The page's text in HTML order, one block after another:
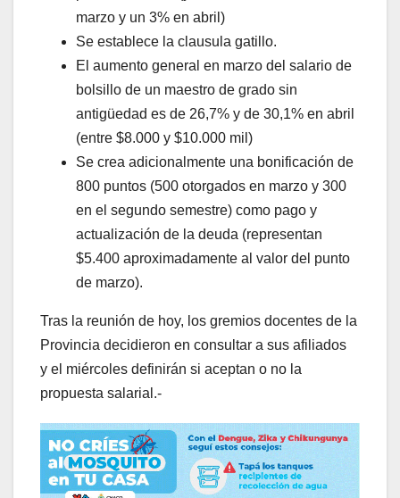
marzo y un 3% en abril)
Se establece la clausula gatillo.
El aumento general en marzo del salario de
bolsillo de un maestro de grado sin
antigüedad es de 26,7% y de 30,1% en abril
(entre $8.000 y $10.000 mil)
Se crea adicionalmente una bonificación de
800 puntos (500 otorgados en marzo y 300
en el segundo semestre) como pago y
actualización de la deuda (representan
$5.400 aproximadamente al valor del punto
de marzo).
Tras la reunión de hoy, los gremios docentes de la
Provincia decidieron en consultar a sus afiliados
y el miércoles definirán si aceptan o no la
propuesta salarial.-